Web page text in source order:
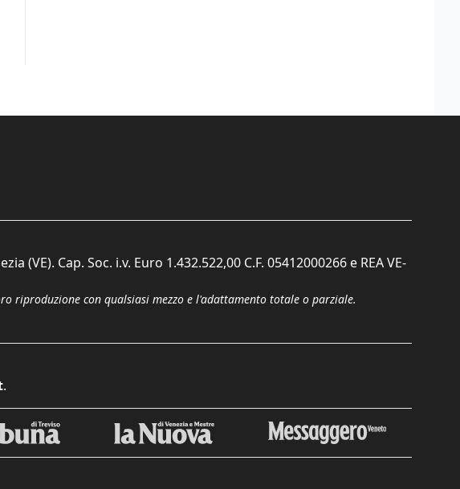
(VE). Cap. Soc. i.v. Euro 1.432.522,00 C.F. 05412000266 e REA VE-
riproduzione con qualsiasi mezzo e l'adattamento totale o parziale.
.